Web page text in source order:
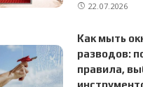
22.07.2026
Как мыть
разводов:
правила,